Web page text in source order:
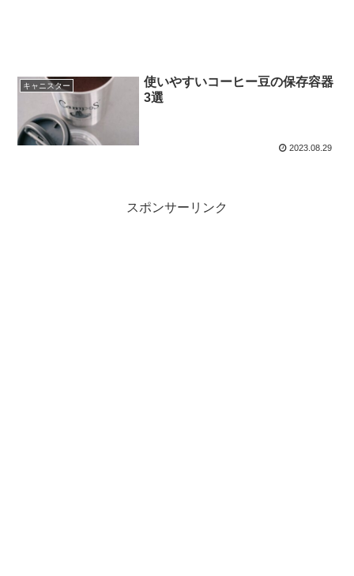
キャニスター
使いやすいコーヒー豆の保存容器
3選
2023.08.29
スポンサーリンク